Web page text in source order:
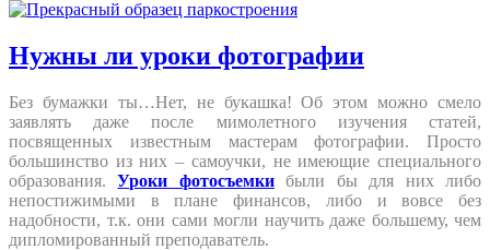
Нужны ли уроки фотографии
Без бумажки ты…Нет, не букашка! Об этом можно смело
заявлять даже после мимолетного изучения статей,
посвященных известным мастерам фотографии. Просто
большинство из них – самоучки, не имеющие специального
образования.
Уроки фотосъемкибыли бы для них либо
непостижимыми в плане финансов, либо и вовсе без
надобности, т.к. они сами могли научить даже большему, чем
дипломированный преподаватель.